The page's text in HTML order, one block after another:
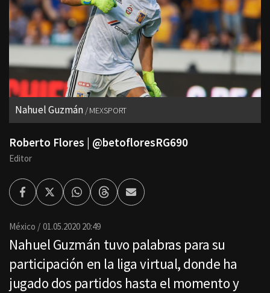
Nahuel Guzmán MEXSPORT
Roberto Flores | @betofloresRG690
Editor
FacebookTwitterWhatsappThreadsEnviar
por
México 01.05.2020 20:49
Nahuel Guzmán tuvo palabras para su
participación en la liga virtual, donde ha
jugado dos partidos hasta el momento y